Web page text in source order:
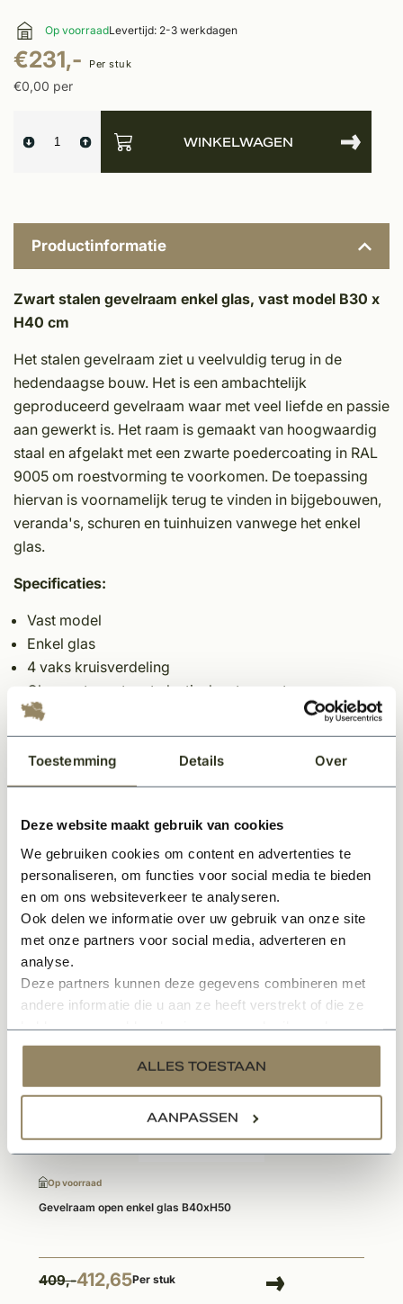
Toestemming Details Over
Deze website maakt gebruik van cookies
We gebruiken cookies om content en advertenties te
personaliseren, om functies voor social media te bieden
en om ons websiteverkeer te analyseren.
Ook delen we informatie over uw gebruik van onze site
met onze partners voor social media, adverteren en
analyse.
Deze partners kunnen deze gegevens combineren met
andere informatie die u aan ze heeft verstrekt of die ze
services.
ALLES TOESTAAN
AANPASSEN
Op voorraadLevertijd: 2-3 werkdagen
€231,- Per stuk
€0,00 per
WINKELWAGEN
Productinformatie
Zwart stalen gevelraam enkel glas, vast model B30 x
H40 cm
Het stalen gevelraam ziet u veelvuldig terug in de
hedendaagse bouw. Het is een ambachtelijk
geproduceerd gevelraam waar met veel liefde en passie
aan gewerkt is. Het raam is gemaakt van hoogwaardig
staal en afgelakt met een zwarte poedercoating in RAL
9005 om roestvorming te voorkomen. De toepassing
hiervan is voornamelijk terug te vinden in bijgebouwen,
veranda's, schuren en tuinhuizen vanwege het enkel
glas.
Specificaties:
Vast model
Enkel glas
4 vaks kruisverdeling
Glas vastgezet met elastische stoppasta
Metalen frame, kaderdiepte 52 mm
Antiroest behandeld
RAL 9005 gecoat
Voorzien van schroefgaten
Specificaties
Documenten
Gerelateerde producten
- -1%
Op voorraad
Gevelraam open enkel glas B40xH50
409,-412,65Per stuk